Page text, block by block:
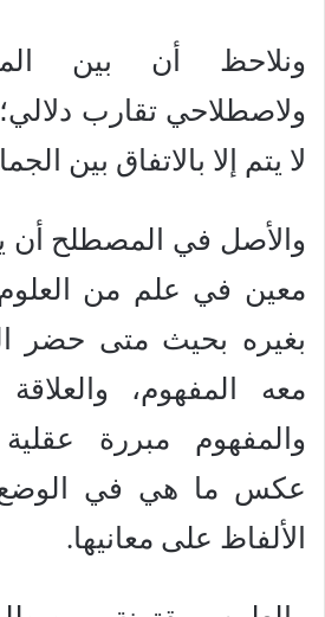
ونلاحظ أن بين
ولاصطلاحي تقارب
لا يتم إلا بالاتفاق بين
والأصل في المصطلح أن
معين في علم من
بغيره بحيث متى حضر
معه المفهوم،
والمفهوم مبررة
عكس ما هي في الوضع
الألفاظ على معانيها.